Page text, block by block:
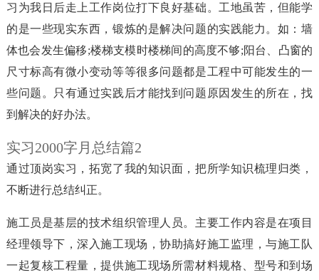
习为我日后走上工作岗位打下良好基础。工地虽苦，但能学
的是一些现实东西，锻炼的是解决问题的实践能力。如：墙
体也会发生偏移;楼梯支模时楼梯间的高度不够;阳台、凸窗的
尺寸标高有微小变动等等很多问题都是工程中可能发生的一
些问题。只有通过实践后才能找到问题原因发生的所在，找
到解决的好办法。
实习2000字月总结篇2
通过顶岗实习，拓宽了我的知识面，把所学知识梳理归类，
不断进行总结纠正。
施工员是基层的技术组织管理人员。主要工作内容是在项目
经理领导下，深入施工现场，协助搞好施工监理，与施工队
一起复核工程量，提供施工现场所需材料规格、型号和到场